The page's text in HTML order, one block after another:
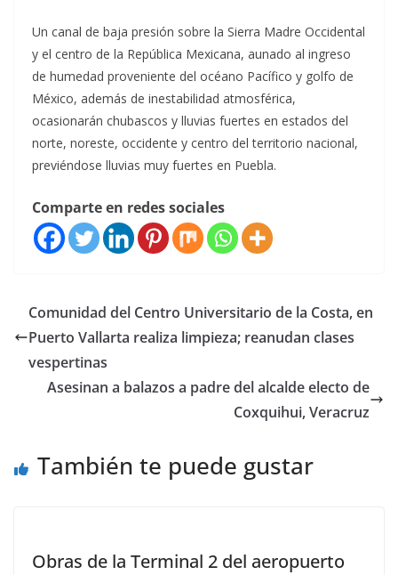
Un canal de baja presión sobre la Sierra Madre Occidental
y el centro de la República Mexicana, aunado al ingreso
de humedad proveniente del océano Pacífico y golfo de
México, además de inestabilidad atmosférica,
ocasionarán chubascos y lluvias fuertes en estados del
norte, noreste, occidente y centro del territorio nacional,
previéndose lluvias muy fuertes en Puebla.
Comparte en redes sociales
Comunidad del Centro Universitario de la Costa, en
Puerto Vallarta realiza limpieza; reanudan clases
vespertinas
Asesinan a balazos a padre del alcalde electo de
Coxquihui, Veracruz
También te puede gustar
Obras de la Terminal 2 del aeropuerto